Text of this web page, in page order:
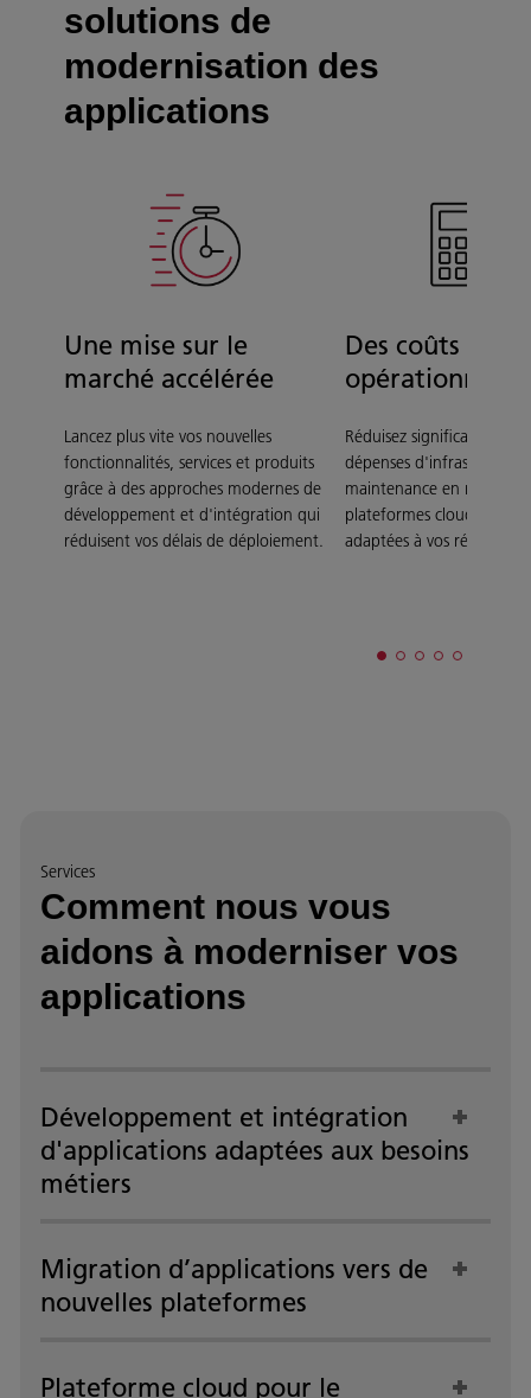
solutions de
modernisation des
applications
Une mise sur le
marché accélérée
Lancez plus vite vos nouvelles
fonctionnalités, services et produits
grâce à des approches modernes de
développement et d'intégration qui
réduisent vos délais de déploiement.
Des coûts
opérationnels
Réduisez
dépenses
maintenance en migrant
plateformes cloud
adaptées à vos réalités
Services
Comment nous vous
aidons à moderniser vos
applications
Développement et intégration
d'applications adaptées aux besoins
métiers
Migration d’applications vers de
nouvelles plateformes
Plateforme cloud pour le